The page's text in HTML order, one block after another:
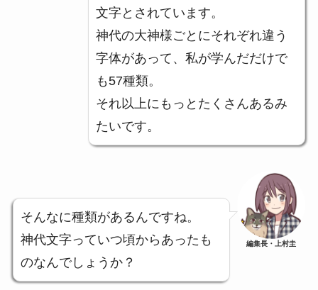
文字とされています。
神代の大神様ごとにそれぞれ違う
字体があって、私が学んだだけで
も57種類。
それ以上にもっとたくさんあるみ
たいです。
そんなに種類があるんですね。
神代文字っていつ頃からあったも
のなんでしょうか？
編集長・上村圭